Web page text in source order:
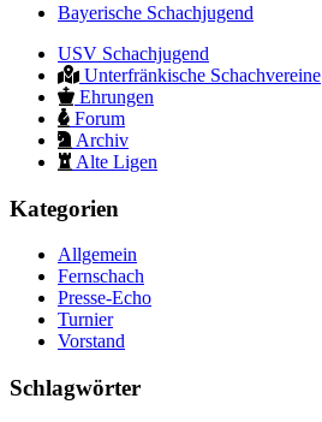
Bayerische Schachjugend
USV Schachjugend
Unterfränkische Schachvereine
Ehrungen
Forum
Archiv
Alte Ligen
Kategorien
Allgemein
Fernschach
Presse-Echo
Turnier
Vorstand
Schlagwörter